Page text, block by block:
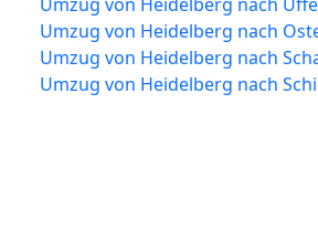
Umzug von Heidelberg nach
Umzug von Heidelberg nach
Umzug von Heidelberg nach